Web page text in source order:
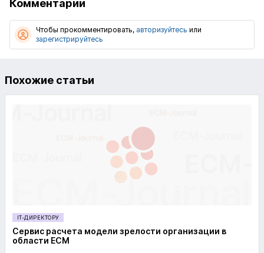
Комментарии
Чтобы прокомментировать, авторизуйтесь или
зарегистрируйтесь
Похожие статьи
IT-ДИРЕКТОРУ
Сервис расчета модели зрелости организации в
области ECM